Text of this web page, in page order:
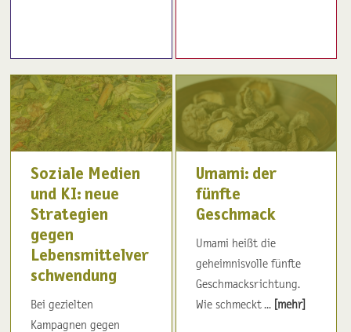
Soziale Medien
und KI: neue
Strategien
gegen
Lebensmittelver
schwendung
Bei gezielten
Kampagnen gegen
Umami: der
fünfte
Geschmack
Umami heißt die
geheimnisvolle fünfte
Geschmacksrichtung.
Wie schmeckt ... [mehr]